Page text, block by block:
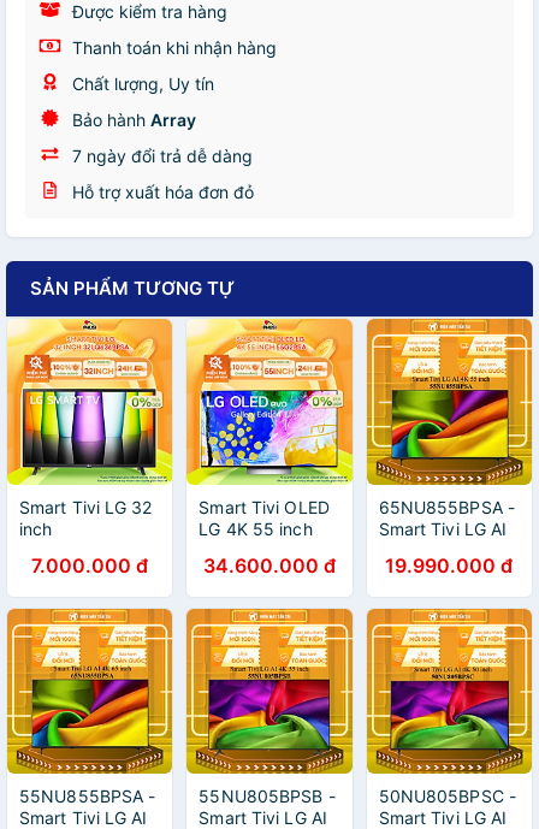
Được kiểm tra hàng
Thanh toán khi nhận hàng
Chất lượng, Uy tín
Bảo hành Array
7 ngày đổi trả dễ dàng
Hỗ trợ xuất hóa đơn đỏ
SẢN PHẨM TƯƠNG TỰ
Smart Tivi LG 32
inch
Hàng chính hãng
(chỉ giao HCM)
7.000.000 đ
Smart Tivi OLED
LG 4K 55 inch
Chính Hãng - Chỉ
Giao Hồ Chí Minh
34.600.000 đ
65NU855BPSA -
Smart Tivi LG AI
65NU855BPSA
RA MẮT 2026 -
HÀNG CHÍNH
HÃNG - GIAO
HCM
19.990.000 đ
55NU855BPSA -
Smart Tivi LG AI
55NU805BPSB -
Smart Tivi LG AI
50NU805BPSC -
Smart Tivi LG AI